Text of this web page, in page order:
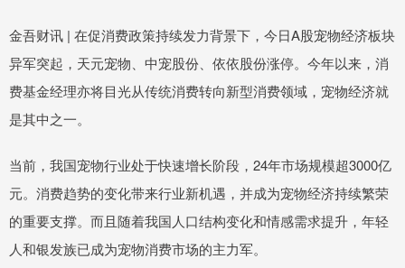
金吾财讯 | 在促消费政策持续发力背景下，今日A股宠物经济板块
异军突起，天元宠物、中宠股份、依依股份涨停。今年以来，消
费基金经理亦将目光从传统消费转向新型消费领域，宠物经济就
是其中之一。
当前，我国宠物行业处于快速增长阶段，24年市场规模超3000亿
元。消费趋势的变化带来行业新机遇，并成为宠物经济持续繁荣
的重要支撑。而且随着我国人口结构变化和情感需求提升，年轻
人和银发族已成为宠物消费市场的主力军。